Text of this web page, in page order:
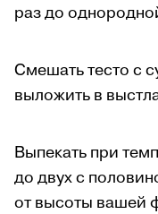
раз до
Смешать тесто с
выложить в
Выпекать при
до двух с
от высоты вашей